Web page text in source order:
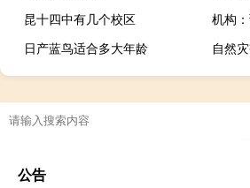
昆十四中有几个校区
日产蓝鸟适合多大年龄
公告